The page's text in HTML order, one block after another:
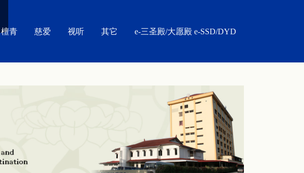
檀青 慈爱 视听 其它 e-三圣殿/大愿殿 e-SSD/DYD